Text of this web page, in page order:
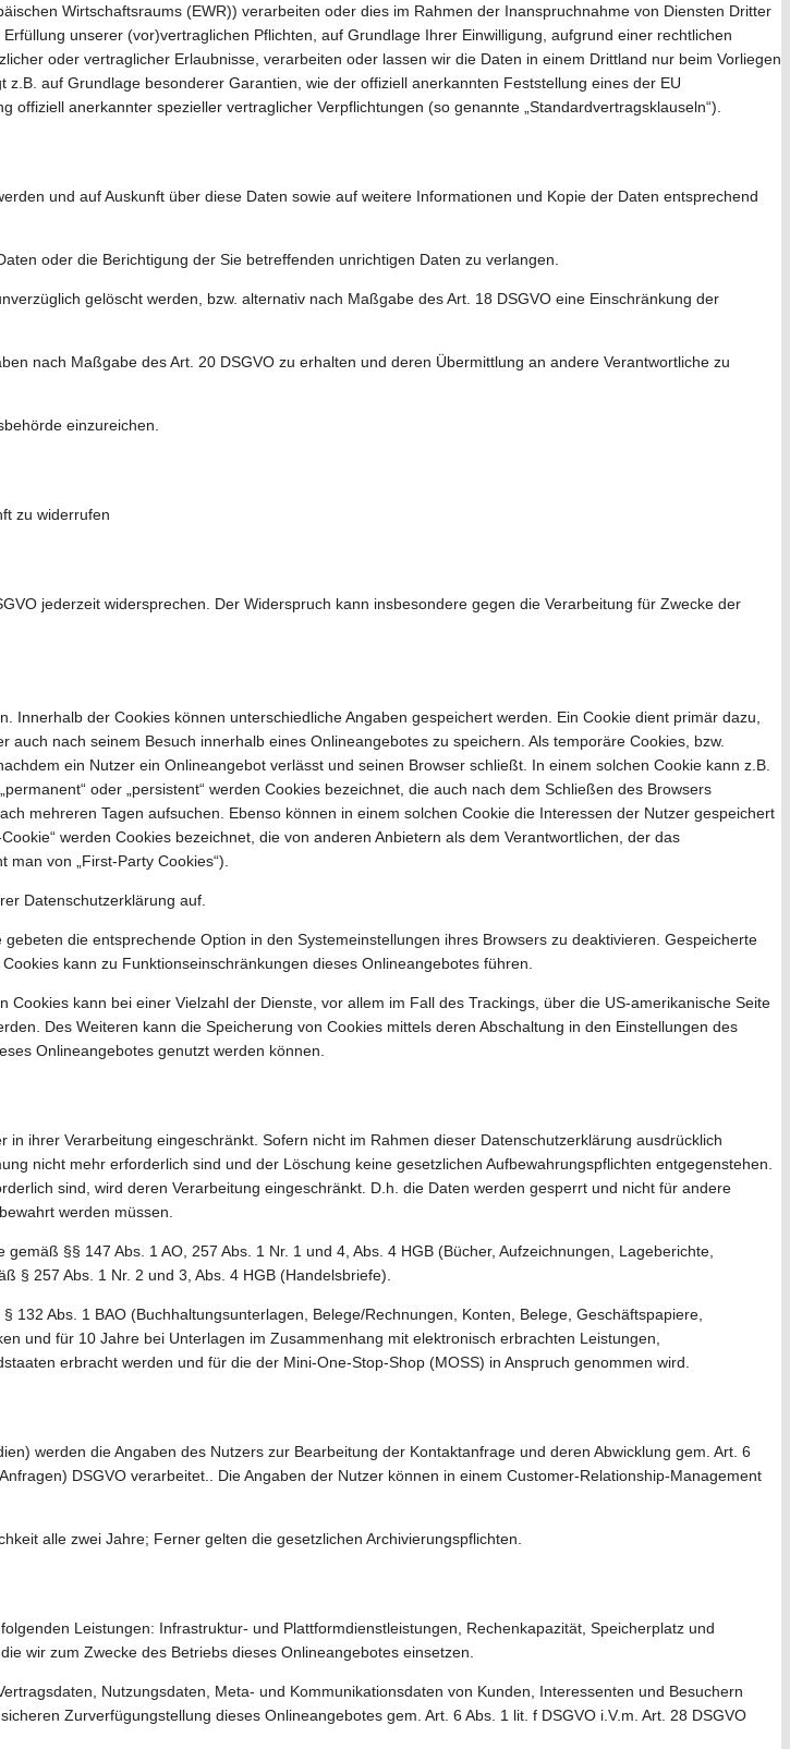
Wirtschaftsraums (EWR)) verarbeiten oder dies im Rahmen der Inanspruchnahme von Diensten Dritter
unserer (vor)vertraglichen Pflichten, auf Grundlage Ihrer Einwilligung, aufgrund einer rechtlichen
oder vertraglicher Erlaubnisse, verarbeiten oder lassen wir die Daten in einem Drittland nur beim Vorliegen
auf Grundlage besonderer Garantien, wie der offiziell anerkannten Feststellung eines der EU
anerkannter spezieller vertraglicher Verpflichtungen (so genannte „Standardvertragsklauseln“).
und auf Auskunft über diese Daten sowie auf weitere Informationen und Kopie der Daten entsprechend
oder die Berichtigung der Sie betreffenden unrichtigen Daten zu verlangen.
gelöscht werden, bzw. alternativ nach Maßgabe des Art. 18 DSGVO eine Einschränkung der
nach Maßgabe des Art. 20 DSGVO zu erhalten und deren Übermittlung an andere Verantwortliche zu
einzureichen.
zu widerrufen
jederzeit widersprechen. Der Widerspruch kann insbesondere gegen die Verarbeitung für Zwecke der
der Cookies können unterschiedliche Angaben gespeichert werden. Ein Cookie dient primär dazu,
nach seinem Besuch innerhalb eines Onlineangebotes zu speichern. Als temporäre Cookies, bzw.
ein Nutzer ein Onlineangebot verlässt und seinen Browser schließt. In einem solchen Cookie kann z.B.
oder „persistent“ werden Cookies bezeichnet, die auch nach dem Schließen des Browsers
mehreren Tagen aufsuchen. Ebenso können in einem solchen Cookie die Interessen der Nutzer gespeichert
werden Cookies bezeichnet, die von anderen Anbietern als dem Verantwortlichen, der das
von „First-Party Cookies“).
Datenschutzerklärung auf.
die entsprechende Option in den Systemeinstellungen ihres Browsers zu deaktivieren. Gespeicherte
kann zu Funktionseinschränkungen dieses Onlineangebotes führen.
kann bei einer Vielzahl der Dienste, vor allem im Fall des Trackings, über die US-amerikanische Seite
Des Weiteren kann die Speicherung von Cookies mittels deren Abschaltung in den Einstellungen des
Onlineangebotes genutzt werden können.
ihrer Verarbeitung eingeschränkt. Sofern nicht im Rahmen dieser Datenschutzerklärung ausdrücklich
nicht mehr erforderlich sind und der Löschung keine gesetzlichen Aufbewahrungspflichten entgegenstehen.
sind, wird deren Verarbeitung eingeschränkt. D.h. die Daten werden gesperrt und nicht für andere
werden müssen.
§§ 147 Abs. 1 AO, 257 Abs. 1 Nr. 1 und 4, Abs. 4 HGB (Bücher, Aufzeichnungen, Lageberichte,
§ 257 Abs. 1 Nr. 2 und 3, Abs. 4 HGB (Handelsbriefe).
Abs. 1 BAO (Buchhaltungsunterlagen, Belege/Rechnungen, Konten, Belege, Geschäftspapiere,
und für 10 Jahre bei Unterlagen im Zusammenhang mit elektronisch erbrachten Leistungen,
erbracht werden und für die der Mini-One-Stop-Shop (MOSS) in Anspruch genommen wird.
werden die Angaben des Nutzers zur Bearbeitung der Kontaktanfrage und deren Abwicklung gem. Art. 6
DSGVO verarbeitet.. Die Angaben der Nutzer können in einem Customer-Relationship-Management
alle zwei Jahre; Ferner gelten die gesetzlichen Archivierungspflichten.
Leistungen: Infrastruktur- und Plattformdienstleistungen, Rechenkapazität, Speicherplatz und
wir zum Zwecke des Betriebs dieses Onlineangebotes einsetzen.
Nutzungsdaten, Meta- und Kommunikationsdaten von Kunden, Interessenten und Besuchern
Zurverfügungstellung dieses Onlineangebotes gem. Art. 6 Abs. 1 lit. f DSGVO i.V.m. Art. 28 DSGVO